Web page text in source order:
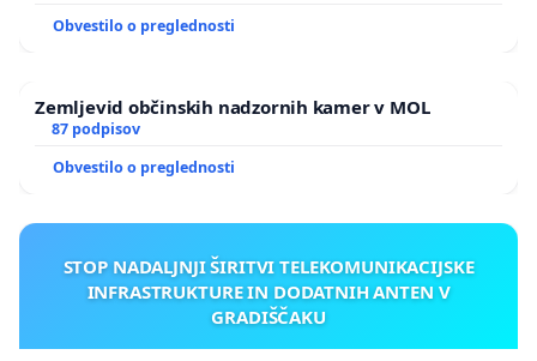
Obvestilo o preglednosti
Zemljevid občinskih nadzornih kamer v MOL
87 podpisov
Obvestilo o preglednosti
STOP NADALJNJI ŠIRITVI TELEKOMUNIKACIJSKE
INFRASTRUKTURE IN DODATNIH ANTEN V
GRADIŠČAKU